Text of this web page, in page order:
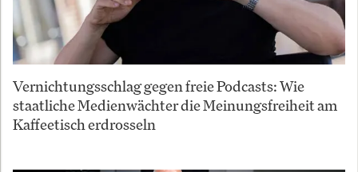
Vernichtungsschlag gegen freie Podcasts: Wie
staatliche Medienwächter die Meinungsfreiheit am
Kaffeetisch erdrosseln